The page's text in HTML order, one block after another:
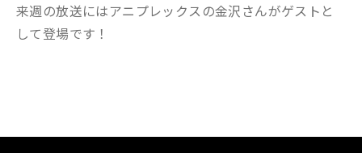
来週の放送にはアニプレックスの金沢さんがゲストと
して登場です！